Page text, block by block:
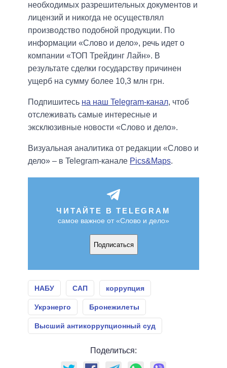
необходимых разрешительных документов и
лицензий и никогда не осуществлял
производство подобной продукции. По
информации «Слово и дело», речь идет о
компании «ТОП Трейдинг Лайн». В
результате сделки государству причинен
ущерб на сумму более 10,3 млн грн.
Подпишитесь на наш Telegram-канал, чтоб
отслеживать самые интересные и
эксклюзивные новости «Слово и дело».
Визуальная аналитика от редакции «Слово и
дело» – в Telegram-канале Pics&Maps.
ЧИТАЙТЕ В TELEGRAM
самое важное от «Слово и дело»
Подписаться
НАБУ САП коррупция
Укрэнерго Бронежилеты
Высший антикоррупционный суд
Поделиться: